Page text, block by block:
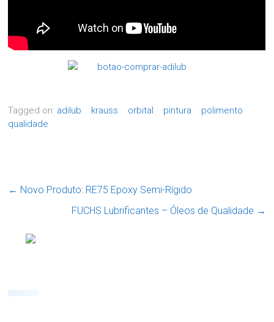
Tagged on: adilub krauss orbital pintura
polimento
qualidade
← Novo Produto: RE75 Epoxy Semi-Rígido
FUCHS Lubrificantes – Óleos de Qualidade →